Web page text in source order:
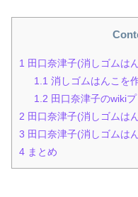
1 田口奈津子(消しゴムは
1.1 消しゴムはんこを
1.2 田口奈津子のwiki
2 田口奈津子(消しゴムは
3 田口奈津子(消しゴムは
4 まとめ